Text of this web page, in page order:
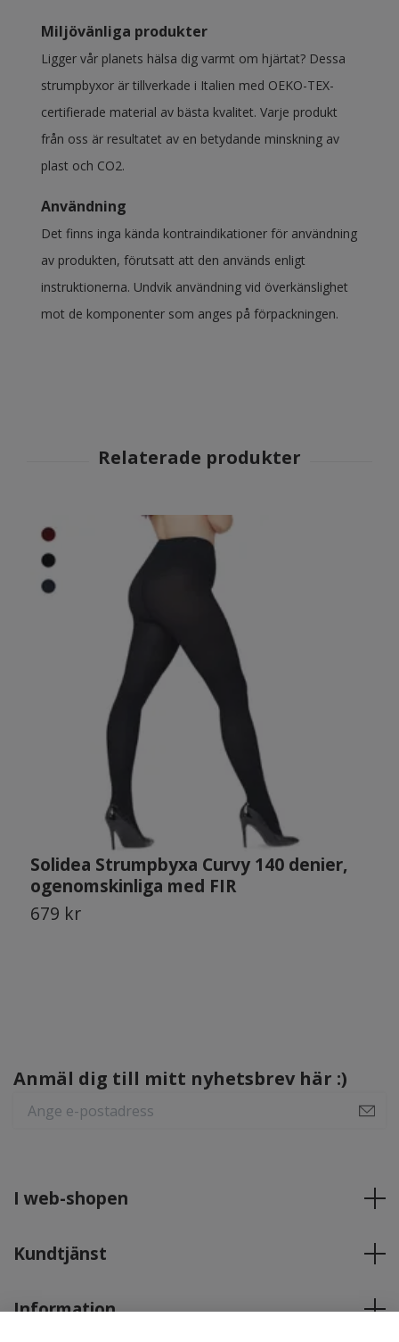
Miljövänliga produkter
Ligger vår planets hälsa dig varmt om hjärtat? Dessa
strumpbyxor är tillverkade i Italien med OEKO-TEX-
certifierade material av bästa kvalitet. Varje produkt
från oss är resultatet av en betydande minskning av
plast och CO2.
Användning
Det finns inga kända kontraindikationer för användning
av produkten, förutsatt att den används enligt
instruktionerna. Undvik användning vid överkänslighet
mot de komponenter som anges på förpackningen.
Solidea Strumpbyxa Curvy 140 denier,
ogenomskinliga med FIR
679 kr
Anmäl dig till mitt nyhetsbrev här :)
I web-shopen
Kundtjänst
Information